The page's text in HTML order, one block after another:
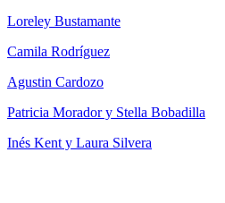
Loreley Bustamante
Camila Rodríguez
Agustin Cardozo
Patricia Morador y Stella Bobadilla
Inés Kent y Laura Silvera